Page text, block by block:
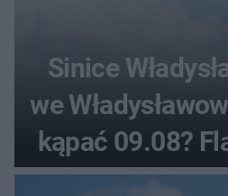
Sinice
we
kąpać 09.08?